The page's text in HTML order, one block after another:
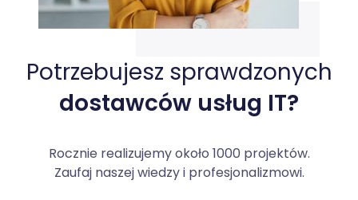
Potrzebujesz sprawdzonych
dostawców usług IT?
Rocznie realizujemy około 1000 projektów.
Zaufaj naszej wiedzy i profesjonalizmowi.